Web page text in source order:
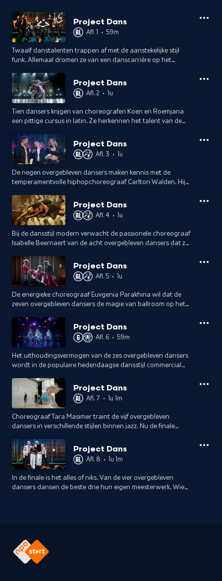
Project Dans
Afl. 1 • 59m
Twaalf danstalenten trappen af met de aanstekelijke stijl
funk. Allemaal dromen ze van een danscarrière op het
duidelijk dat dansen topsport is.
Project Dans
Afl. 2 • 1u
Tien dansers krijgen van choreografen Koen en Roemjana
een pittige cursus in latin. Ze herkennen het talent van de
Project Dans
Afl. 3 • 1u
De negen overgebleven dansers maken kennis met de
temperamentvolle hiphopchoreograaf Carlton Walden. Hij
om grenzen te verleggen.Project Dans
Afl. 4 • 1u
Bij de dansstijl modern verwacht de passionele choreograaf
Isabelle Beernaert van de acht overgebleven dansers dat ze
Project Dans
Afl. 5 • 1u
De energieke choreograaf Euvgenia Parakhina wil dat de
zeven overgebleven dansers de magie van ballroom op het
hogere wiskunde.
Project Dans
Afl. 6 • 59m
Het uithoudingsvermogen van de zes overgebleven dansers
wordt in de populaire hedendaagse dansstijl commercial
onderlinge relaties onder druk.
Project Dans
Afl. 7 • 1u 1m
Choreograaf Tara Masimer traint de vijf overgebleven
dansers in verschillende stijlen binnen jazz. Nu de finale
alleen is niet genoeg.Project Dans
Afl. 8 • 1u 1m
In de finale is het alles of niks. Van de vier overgebleven
dansers dansen de beste drie hun eigen meesterwerk. Wie